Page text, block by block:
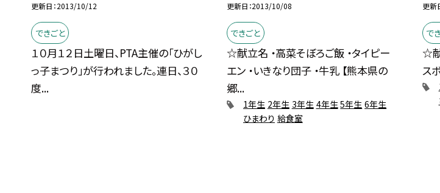
更新日 2013/10/12
できごと
１０月１２日土曜日、PTA主催の「ひがし
っ子まつり」が行われました。連日、３０
度...
更新日 2013/10/08
できごと
☆献立名 ・高菜そぼろご飯 ・タイピー
エン ・いきなり団子 ・牛乳 【熊本県の
郷...
1年生 2年生 3年生 4年生 5年生 6年生
ひまわり 給食室
更新
で
☆献
ス